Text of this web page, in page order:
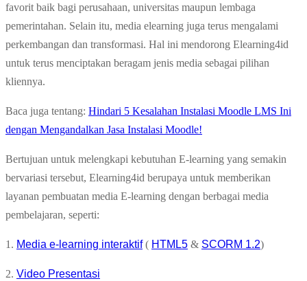
favorit baik bagi perusahaan, universitas maupun lembaga
pemerintahan. Selain itu, media elearning juga terus mengalami
perkembangan dan transformasi. Hal ini mendorong Elearning4id
untuk terus menciptakan beragam jenis media sebagai pilihan
kliennya.
Baca juga tentang: Hindari 5 Kesalahan Instalasi Moodle LMS Ini
dengan Mengandalkan Jasa Instalasi Moodle!
Bertujuan untuk melengkapi kebutuhan E-learning yang semakin
bervariasi tersebut, Elearning4id berupaya untuk memberikan
layanan pembuatan media E-learning dengan berbagai media
pembelajaran, seperti:
1. Media e-learning interaktif( HTML5 & SCORM 1.2)
2. Video Presentasi